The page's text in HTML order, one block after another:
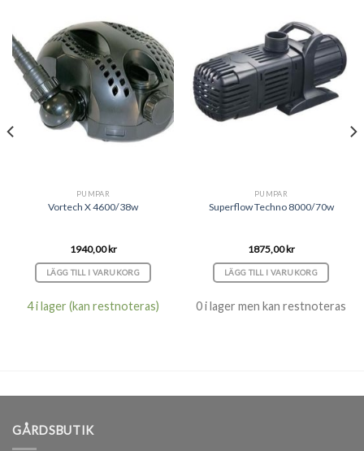
PUMPAR
Vortech X 4600/38w
1940,00kr
LÄGG TILL I VARUKORG
4 i lager (kan restnoteras)
PUMPAR
Superflow Techno 8000/70w
1875,00kr
LÄGG TILL I VARUKORG
0 i lager men kan restnoteras
GÅRDSBUTIK